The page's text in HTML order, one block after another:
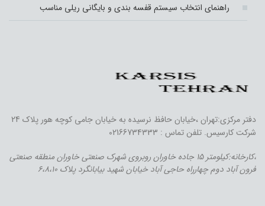
راهنمای انتخاب سیستم قفسه بندی و بایگانی ریلی مناسب
دفتر مرکزی:تهران ،خیابان حافظ نرسیده به خیابان جامی کوچه هور پلاک 24
شرکت کارسیس. تلفن تماس : 02166734333
،کارخانه:کیلومتر 15 جاده خاوران روبروی شهرک صنعتی خاوران منطقه صنعتی
فرون آباد دوم چهارراه حاجی آباد خیابان شهید بیابانگرد پلاک 6،8،10